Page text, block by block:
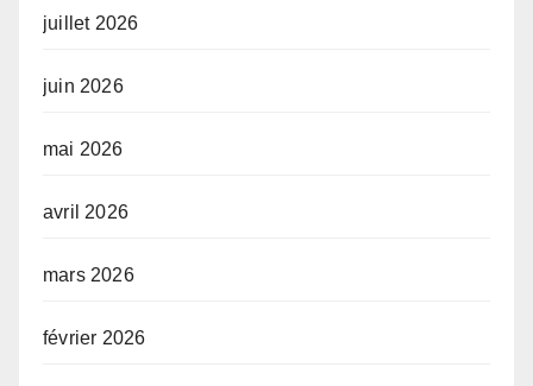
juillet 2026
juin 2026
mai 2026
avril 2026
mars 2026
février 2026